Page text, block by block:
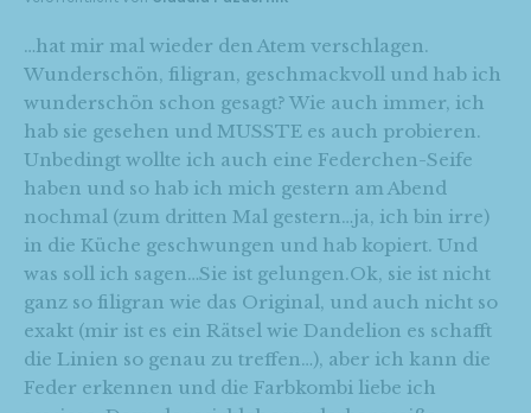
…hat mir mal wieder den Atem verschlagen.
Wunderschön, filigran, geschmackvoll und hab ich
wunderschön schon gesagt? Wie auch immer, ich
hab sie gesehen und MUSSTE es auch probieren.
Unbedingt wollte ich auch eine Federchen-Seife
haben und so hab ich mich gestern am Abend
nochmal (zum dritten Mal gestern…ja, ich bin irre)
in die Küche geschwungen und hab kopiert. Und
was soll ich sagen…Sie ist gelungen.Ok, sie ist nicht
ganz so filigran wie das Original, und auch nicht so
exakt (mir ist es ein Rätsel wie Dandelion es schafft
die Linien so genau zu treffen…), aber ich kann die
Feder erkennen und die Farbkombi liebe ich